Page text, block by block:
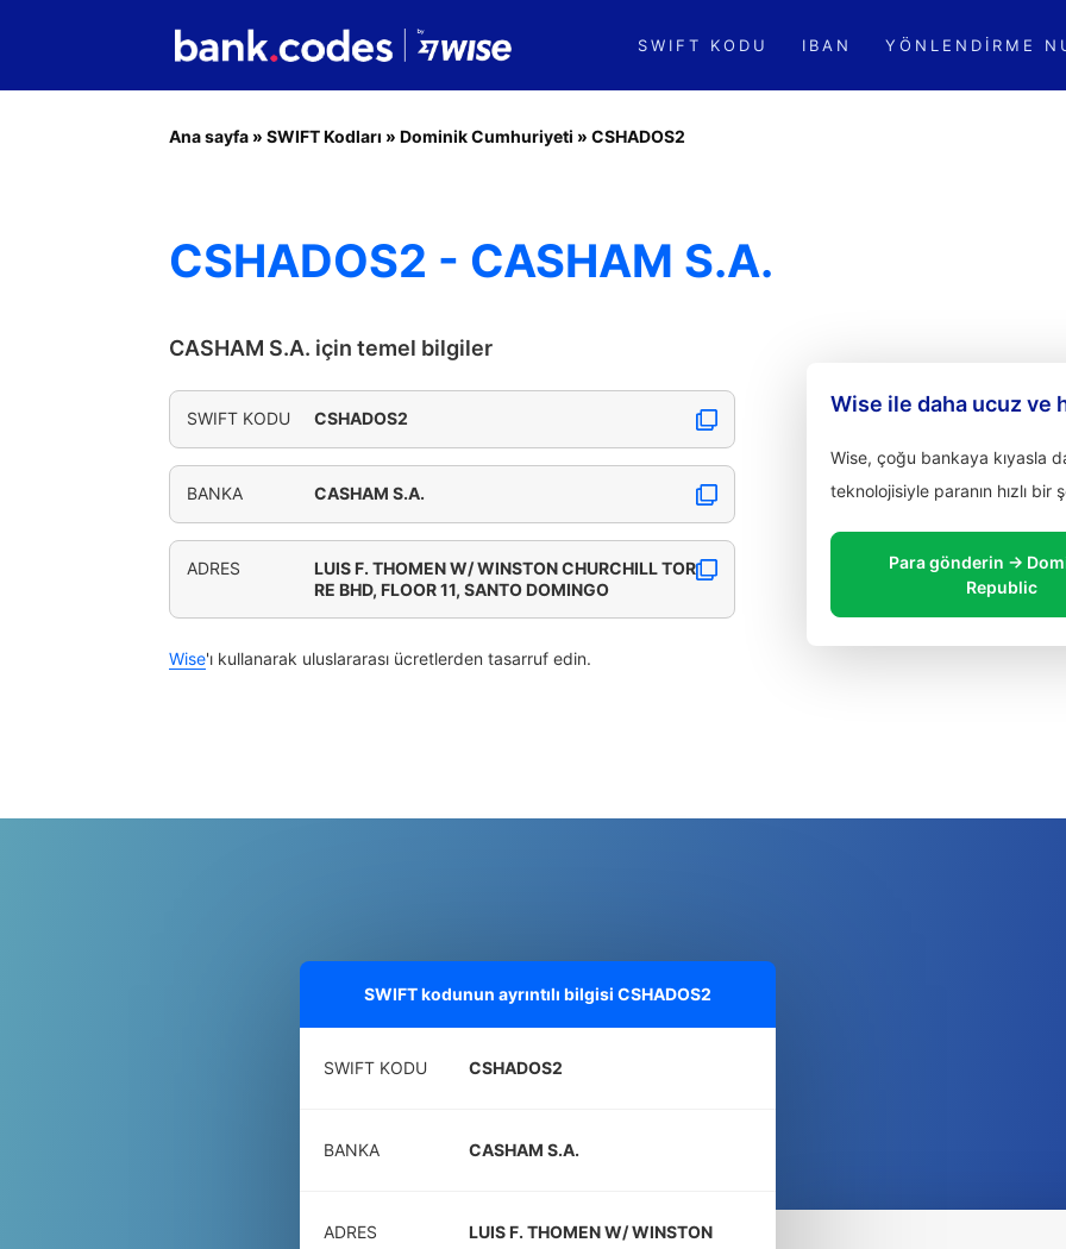
SWIFT KODU IBAN YÖNLENDIRME
Ana sayfa » SWIFT Kodları » Dominik Cumhuriyeti » CSHADOS2
CSHADOS2 - CASHAM S.A.
CASHAM S.A. için temel bilgiler
SWIFT KODU CSHADOS2
BANKA CASHAM S.A.
ADRES
LUIS F. THOMEN W/ WINSTON CHURCHILL TOR
RE BHD, FLOOR 11, SANTO DOMINGO
Wise'ı kullanarak uluslararası ücretlerden tasarruf edin.
Wise ile daha ucuz ve
Wise, çoğu bankaya kıyasla
teknolojisiyle paranın hızlı bir
Para gönderin →
Republic
SWIFT kodunun ayrıntılı bilgisi CSHADOS2
SWIFT KODU CSHADOS2
BANKA CASHAM S.A.
ADRES
LUIS F. THOMEN W/ WINSTON